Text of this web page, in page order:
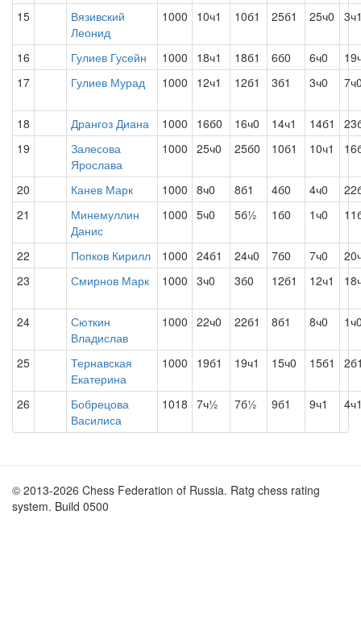
15
Вязивский
Леонид
1000 10ч1 10б1 25б1 25ч0
16 Гулиев Гусейн 1000 18ч1 18б1 6б0 6ч0
17
Гулиев Мурад 1000 12ч1 12б1 3б1 3ч0
18 Дрангоз Диана 1000 16б0 16ч0 14ч1 14б1
19
Залесова
Ярослава
1000 25ч0 25б0 10б1 10ч1
20 Канев Марк 1000 8ч0 8б1 4б0 4ч0
21
Минемуллин
Данис
1000 5ч0 5б½ 1б0 1ч0
22 Попков Кирилл 1000 24б1 24ч0 7б0 7ч0
23
Смирнов Марк 1000 3ч0 3б0 12б1 12ч1
24
Сюткин
Владислав
1000 22ч0 22б1 8б1 8ч0
25
Тернавская
Екатерина
1000 19б1 19ч1 15ч0 15б1
26
Бобрецова
Василиса
1018 7ч½ 7б½ 9б1 9ч1
© 2013-2026 Chess Federation of Russia. Ratg chess rating
system. Build 0500